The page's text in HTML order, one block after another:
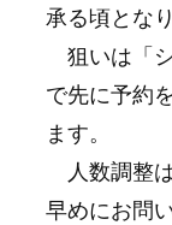
承る頃とな
狙いは「
で先に予約
ます。
人数調整
早めにお問